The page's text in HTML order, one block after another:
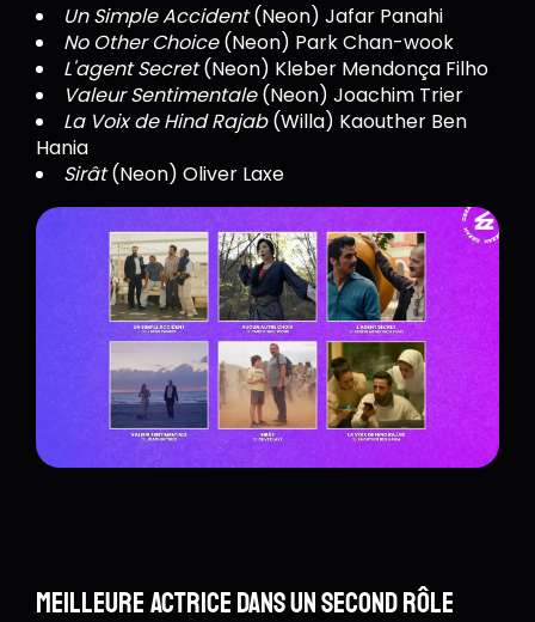
Un Simple Accident(Neon) Jafar Panahi
No Other Choice(Neon) Park Chan-wook
L'agent Secret(Neon) Kleber Mendonça Filho
Valeur Sentimentale(Neon) Joachim Trier
La Voix de Hind Rajab(Willa) Kaouther Ben
Hania
Sirât(Neon) Oliver Laxe
Meilleure actrice dans un second rôle